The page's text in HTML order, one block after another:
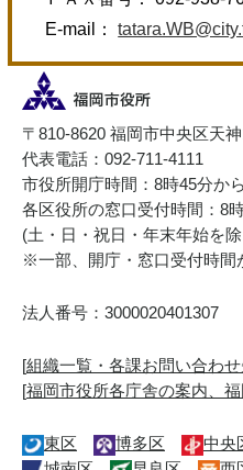
E-mail：
〒810-8620 福岡市中央区天
代表電話：092-711-4111
市役所開庁時間：8時45分か
各区役所の窓口受付時間：8
(土・日・祝日・年末年始を
※一部、開庁・窓口受付時間
法人番号：3000020401307
[組織一覧・各課お問い合わ
[福岡市役所各庁舎の案内、
東区 博多区 中央